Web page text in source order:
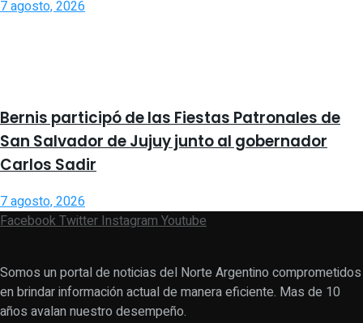
7 agosto, 2026
Bernis participó de las Fiestas Patronales de
San Salvador de Jujuy junto al gobernador
Carlos Sadir
7 agosto, 2026
FacebookTwitterInstagramYoutube
Somos un portal de noticias del Norte Argentino comprometidos
en brindar información actual de manera eficiente. Mas de 10
años avalan nuestro desempeño.